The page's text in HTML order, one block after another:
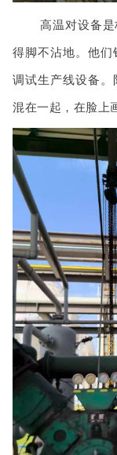
高温对设备
得脚不沾地。他
调试生产线设备
混在一起，在脸上